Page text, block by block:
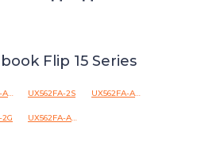
Flip 15 Series
UX562FA-AC034T UX562FA-2S UX562FA-AC025R
UX562FA-AC040T